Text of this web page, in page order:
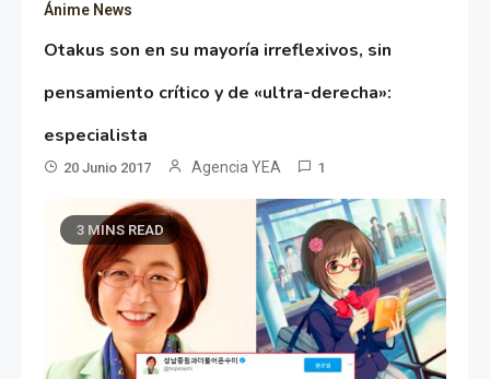
Ánime News
Otakus son en su mayoría irreflexivos, sin
pensamiento crítico y de «ultra-derecha»:
especialista
20 Junio 2017 Agencia YEA 1
3 MINS READ